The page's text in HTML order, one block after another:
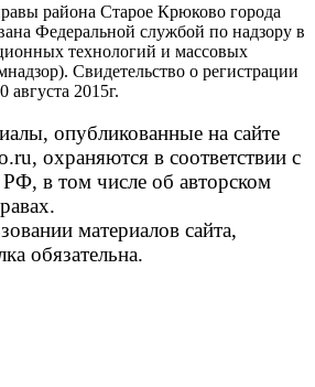
района Старое Крюково города
Федеральной службой по надзору в
технологий и массовых
Свидетельство о регистрации
2015г.
опубликованные на сайте
охраняются в соответствии с
РФ, в том числе об авторском
материалов сайта,
обязательна.